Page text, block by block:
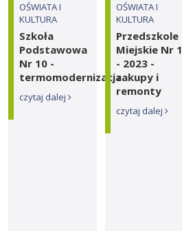
OŚWIATA I
KULTURA
Szkoła
Podstawowa
Nr 10 -
termomodernizacja
czytaj dalej
OŚWIATA I
KULTURA
Przedszkole
Miejskie Nr 1
- 2023 -
zakupy i
remonty
czytaj dalej